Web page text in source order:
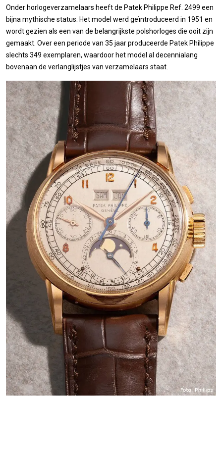
Onder horlogeverzamelaars heeft de Patek Philippe Ref. 2499 een
bijna mythische status. Het model werd geïntroduceerd in 1951 en
wordt gezien als een van de belangrijkste polshorloges die ooit zijn
gemaakt. Over een periode van 35 jaar produceerde Patek Philippe
slechts 349 exemplaren, waardoor het model al decennialang
bovenaan de verlanglijstjes van verzamelaars staat.